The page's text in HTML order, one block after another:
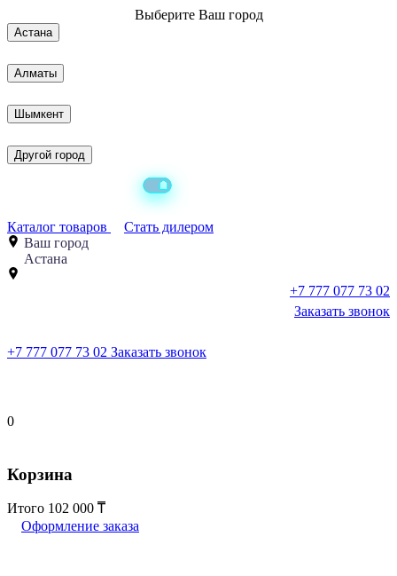
Выберите Ваш город
Астана
Алматы
Шымкент
Другой город
Каталог товаров
Стать дилером
Ваш город
Астана
+7 777 077 73 02
Заказать звонок
+7 777 077 73 02 Заказать звонок
0
Корзина
Итого 102 000
Оформление заказа